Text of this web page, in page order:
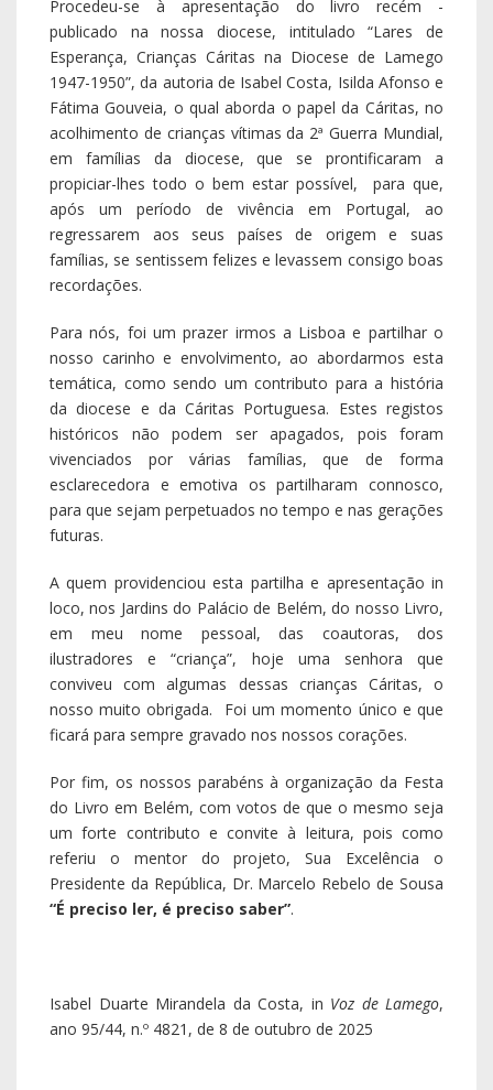
Procedeu-se à apresentação do livro recém -
publicado na nossa diocese, intitulado “Lares de
Esperança, Crianças Cáritas na Diocese de Lamego
1947-1950”, da autoria de Isabel Costa, Isilda Afonso e
Fátima Gouveia, o qual aborda o papel da Cáritas, no
acolhimento de crianças vítimas da 2ª Guerra Mundial,
em famílias da diocese, que se prontificaram a
propiciar-lhes todo o bem estar possível, para que,
após um período de vivência em Portugal, ao
regressarem aos seus países de origem e suas
famílias, se sentissem felizes e levassem consigo boas
recordações.
Para nós, foi um prazer irmos a Lisboa e partilhar o
nosso carinho e envolvimento, ao abordarmos esta
temática, como sendo um contributo para a história
da diocese e da Cáritas Portuguesa. Estes registos
históricos não podem ser apagados, pois foram
vivenciados por várias famílias, que de forma
esclarecedora e emotiva os partilharam connosco,
para que sejam perpetuados no tempo e nas gerações
futuras.
A quem providenciou esta partilha e apresentação in
loco, nos Jardins do Palácio de Belém, do nosso Livro,
em meu nome pessoal, das coautoras, dos
ilustradores e “criança”, hoje uma senhora que
conviveu com algumas dessas crianças Cáritas, o
nosso muito obrigada. Foi um momento único e que
ficará para sempre gravado nos nossos corações.
Por fim, os nossos parabéns à organização da Festa
do Livro em Belém, com votos de que o mesmo seja
um forte contributo e convite à leitura, pois como
referiu o mentor do projeto, Sua Excelência o
Presidente da República, Dr. Marcelo Rebelo de Sousa
“É preciso ler, é preciso saber”.
Isabel Duarte Mirandela da Costa, in Voz de Lamego,
ano 95/44, n.º 4821, de 8 de outubro de 2025